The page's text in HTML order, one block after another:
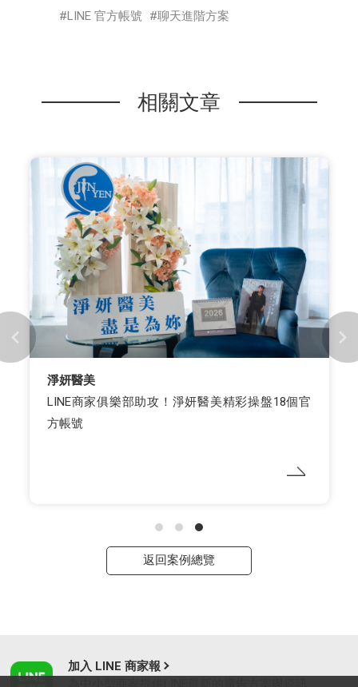
LINE 官方帳號
聊天進階方案
相關文章
淨妍醫美
LINE商家俱樂部助攻！淨妍醫美精彩操盤18個官
方帳號
返回案例總覽
加入 LINE 商家報